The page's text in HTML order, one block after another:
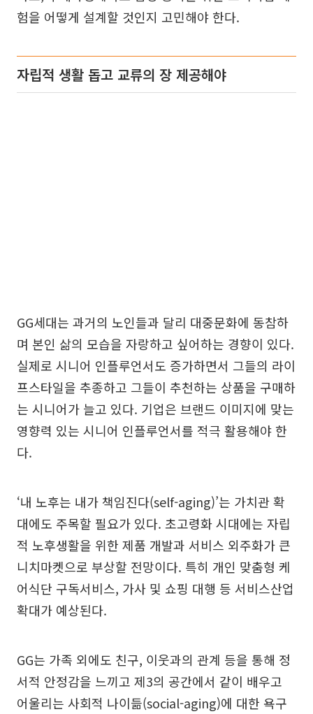
험을 어떻게 설계할 것인지 고민해야 한다.
자립적 생활 돕고 교류의 장 제공해야
GG세대는 과거의 노인들과 달리 대중문화에 동참하
며 본인 삶의 모습을 자랑하고 싶어하는 경향이 있다.
실제로 시니어 인플루언서도 증가하면서 그들의 라이
프스타일을 추종하고 그들이 추천하는 상품을 구매하
는 시니어가 늘고 있다. 기업은 브랜드 이미지에 맞는
영향력 있는 시니어 인플루언서를 적극 활용해야 한
다.
‘내 노후는 내가 책임진다(self-aging)’는 가치관 확
대에도 주목할 필요가 있다. 초고령화 시대에는 자립
적 노후생활을 위한 제품 개발과 서비스 외주화가 큰
니치마켓으로 부상할 전망이다. 특히 개인 맞춤형 케
어식단 구독서비스, 가사 및 쇼핑 대행 등 서비스산업
확대가 예상된다.
GG는 가족 외에도 친구, 이웃과의 관계 등을 통해 정
서적 안정감을 느끼고 제3의 공간에서 같이 배우고
어울리는 사회적 나이듦(social-aging)에 대한 욕구